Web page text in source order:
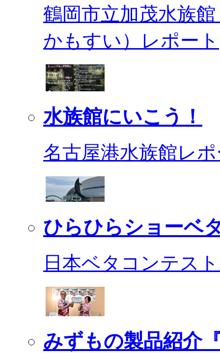
鶴岡市立加茂水族
かもすい）レポート
水族館にいこう！
名古屋港水族館レ
ひらひらショーベ
日本ベタコンテス
みずもの製品紹介